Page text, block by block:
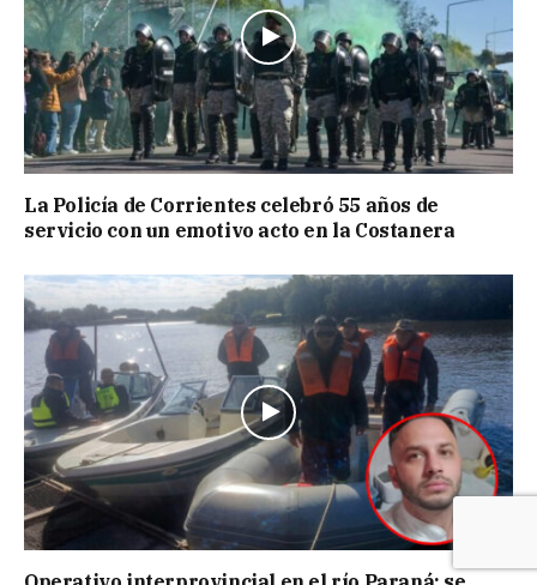
La Policía de Corrientes celebró 55 años de
servicio con un emotivo acto en la Costanera